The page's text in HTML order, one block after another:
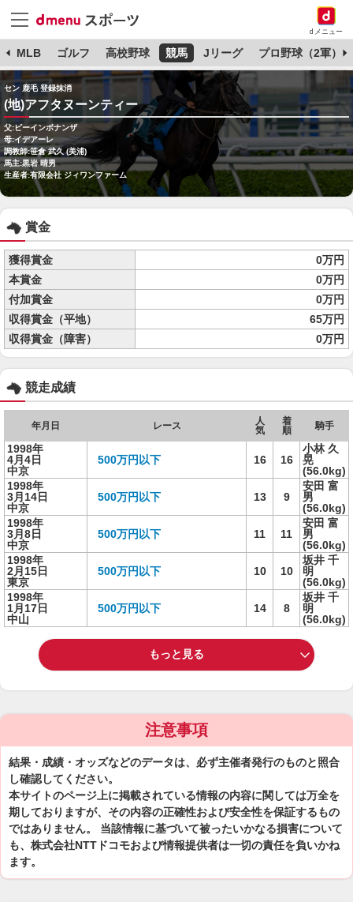
dメニュー
MLB ゴルフ 高校野球 競馬 Jリーグ プロ野球（2軍）
セン 鹿毛 登録抹消
(地)アフタヌーンティー
父:ビーインボナンザ
母:イデアーレ
調教師:笹倉 武久 (美浦)
馬主:黒岩 晴男
生産者:有限会社 ジィワンファーム
賞金
獲得賞金
0万円
本賞金
0万円
付加賞金
0万円
収得賞金（平地）
65万円
収得賞金（障害）
0万円
競走成績
年月日 レース
人
気
着
順
騎手
1998年
4月4日
中京
500万円以下 16 16
小林 久
晃
(56.0kg)
1998年
3月14日
中京
500万円以下 13 9
安田 富
男
(56.0kg)
1998年
3月8日
中京
500万円以下 11 11
安田 富
男
(56.0kg)
1998年
2月15日
東京
500万円以下 10 10
坂井 千
明
(56.0kg)
1998年
1月17日
中山
500万円以下 14 8
坂井 千
明
(56.0kg)
もっと見る
注意事項
結果・成績・オッズなどのデータは、必ず主催者発行のものと照合
し確認してください。
本サイトのページ上に掲載されている情報の内容に関しては万全を
期しておりますが、その内容の正確性および安全性を保証するもの
ではありません。 当該情報に基づいて被ったいかなる損害について
も、株式会社NTTドコモおよび情報提供者は一切の責任を負いかね
ます。